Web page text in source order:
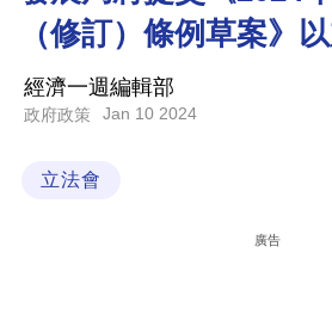
商
業
科
（修訂）條例草案》
經濟一週編輯部
政府政策 Jan 10 2024
立法會
廣告